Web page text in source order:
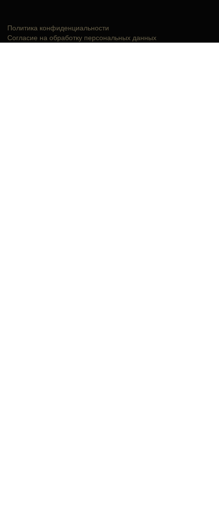
Политика конфиденциальности
Согласие на обработку персональных данных